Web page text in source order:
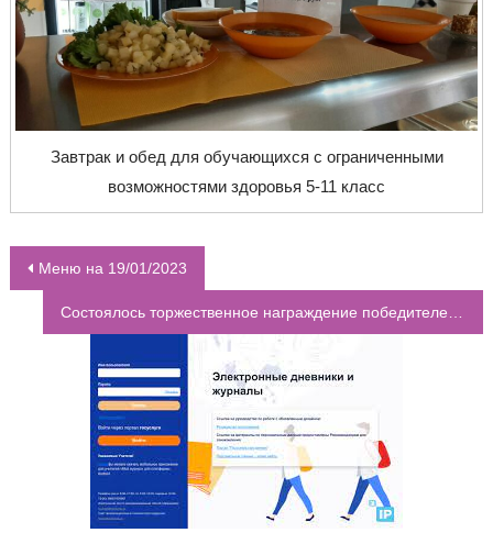
Завтрак и обед для обучающихся с ограниченными
возможностями здоровья 5-11 класс
НАВИГАЦИЯ ПО ЗАПИСЯМ
Меню на 19/01/2023
Состоялось торжественное награждение победителей медиаквеста “Медиа- елка2022”